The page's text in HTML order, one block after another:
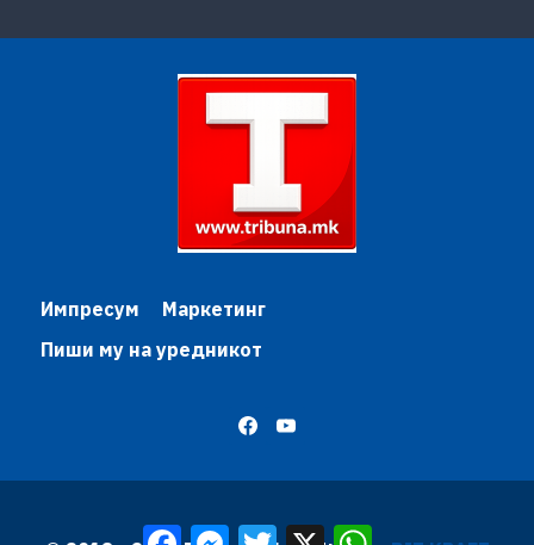
Импресум
Маркетинг
Пиши му на уредникот
FacebookMessenger
TwitterX